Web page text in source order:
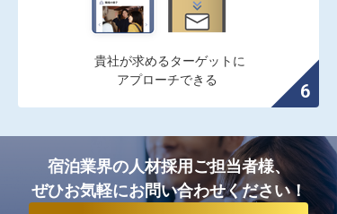
貴社が求めるターゲットに
アプローチできる
宿泊業界の人材採用ご担当者様、
ぜひお気軽にお問い合わせください！